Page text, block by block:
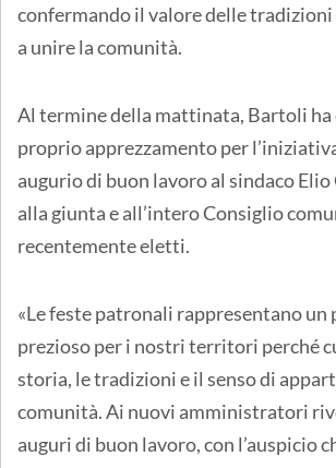
confermando il valore delle
a unire la comunità.
Al termine della mattinata, Bartoli ha
proprio apprezzamento per
augurio di buon lavoro al sindaco
alla giunta e all’intero Consiglio
recentemente eletti.
«Le feste patronali rappresentano
prezioso per i nostri territori perché
storia, le tradizioni e il senso di
comunità. Ai nuovi amministratori
auguri di buon lavoro, con l’auspicio